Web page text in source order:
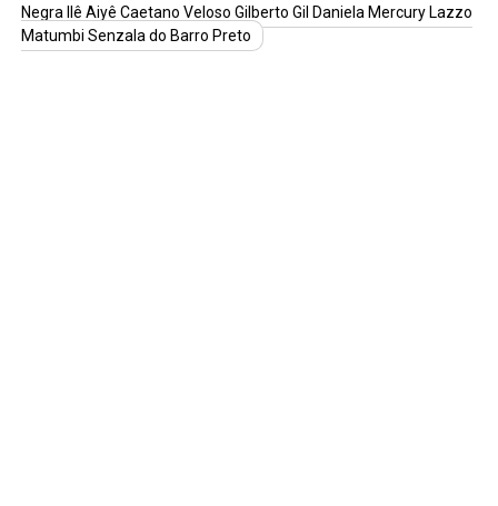
Negra Ilê Aiyê Caetano Veloso Gilberto Gil Daniela Mercury Lazzo
Matumbi Senzala do Barro Preto